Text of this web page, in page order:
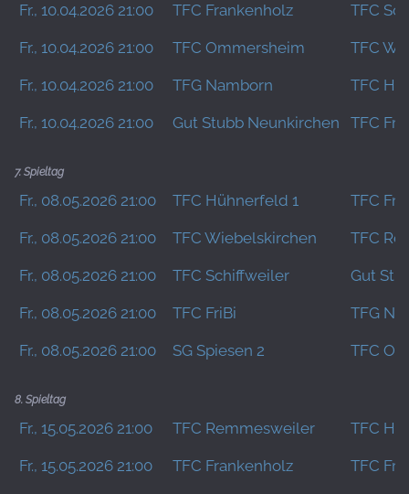
Fr., 10.04.2026 21:00 TFC Frankenholz TFC
Fr., 10.04.2026 21:00 TFC Ommersheim TFC
Fr., 10.04.2026 21:00 TFG Namborn TFC
Fr., 10.04.2026 21:00 Gut Stubb Neunkirchen TFC
7. Spieltag
Fr., 08.05.2026 21:00 TFC Hühnerfeld 1 TFC
Fr., 08.05.2026 21:00 TFC Wiebelskirchen TFC
Fr., 08.05.2026 21:00 TFC Schiffweiler Gut
Fr., 08.05.2026 21:00 TFC FriBi TFG
Fr., 08.05.2026 21:00 SG Spiesen 2 TFC
8. Spieltag
Fr., 15.05.2026 21:00 TFC Remmesweiler TFC
Fr., 15.05.2026 21:00 TFC Frankenholz TFC